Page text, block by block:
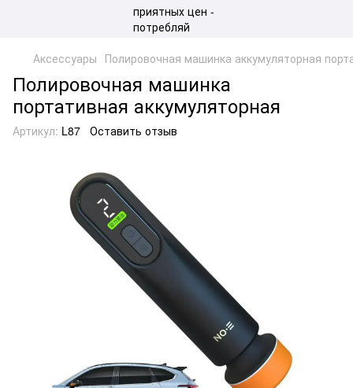
Аксессуары Полировочная машинка аккумуляторная
Полировочная машинка
портативная аккумуляторная
Артикул: L87 Оставить отзыв